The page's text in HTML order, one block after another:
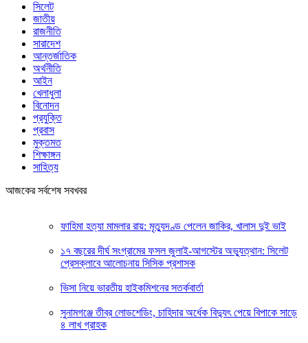
সিলেট
জাতীয়
রাজনীতি
সারাদেশ
আন্তর্জাতিক
অর্থনীতি
আইন
খেলাধুলা
বিনোদন
প্রযুক্তি
প্রবাস
মুক্তমত
শিক্ষাঙ্গন
সাহিত্য
আজকের সর্বশেষ সবখবর
ফাহিমা হত্যা মামলার রায়: মৃত্যুদণ্ড পেলেন জাকির, খালাস দুই ভাই
১৭ বছরের দীর্ঘ সংগ্রামের ফসল জুলাই-আগস্টের অভ্যুত্থান: সিলেট
প্রেসক্লাবে আলোচনায় সিসিক প্রশাসক
ভিসা নিয়ে ভারতীয় হাইকমিশনের সতর্কবার্তা
সুনামগঞ্জে তীব্র লোডশেডিং, চাহিদার অর্ধেক বিদ্যুৎ পেয়ে বিপাকে সাড়ে
৪ লাখ গ্রাহক